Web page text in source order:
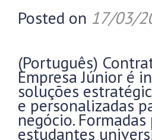
Posted on 17/03/
(Português)
Empresa Júnior é
soluções
e personalizadas
negócio. Formadas
estudantes